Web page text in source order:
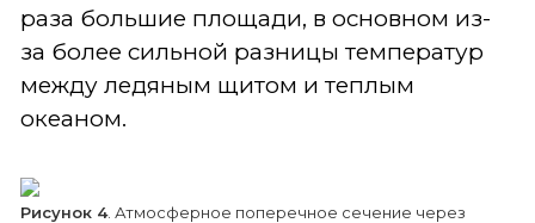
раза большие площади, в основном из-
за более сильной разницы температур
между ледяным щитом и теплым
океаном.
Рисунок 4. Атмосферное поперечное сечение через